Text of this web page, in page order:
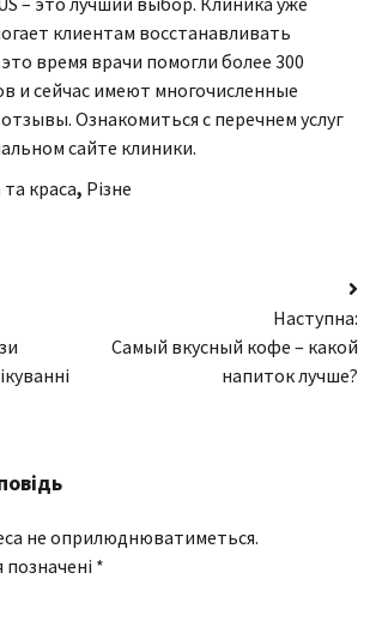
клиентам восстанавливать
время врачи помогли более 300
и сейчас имеют многочисленные
Ознакомиться с перечнем услуг
сайте клиники.
краса, Різне
Наступна:
Самый вкусный кофе – какой
напиток лучше?
не оприлюднюватиметься.
позначені *